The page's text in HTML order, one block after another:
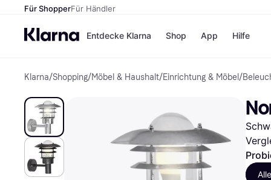
Für ShopperFür Händler
Entdecke Klarna
Zahlungsmethoden
Bezahle in 3
Teilzahlungen
Bezahle in bis zu 30
Tagen
Ratenzahlung
Shop
Shops
H&M
Temu
App Hilfe
Klarna/Shopping/Möbel & Haushalt/Einrichtung & Möbel /
Alle